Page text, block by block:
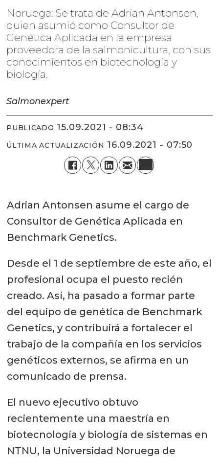
Noruega: Se trata de Adrian Antonsen,
quien asumió como Consultor de
Genética Aplicada en la empresa
proveedora de la salmonicultura, con sus
conocimientos en biotecnología y
biología.
Salmonexpert
PUBLICADO 15.09.2021 - 08:34
ÚLTIMA ACTUALIZACIÓN 16.09.2021 - 07:50
Adrian Antonsen asume el cargo de
Consultor de Genética Aplicada en
Benchmark Genetics.
Desde el 1 de septiembre de este año, el
profesional ocupa el puesto recién
creado. Así, ha pasado a formar parte
del equipo de genética de Benchmark
Genetics, y contribuirá a fortalecer el
trabajo de la compañía en los servicios
genéticos externos, se afirma en un
comunicado de prensa.
El nuevo ejecutivo obtuvo
recientemente una maestría en
biotecnología y biología de sistemas en
NTNU, la Universidad Noruega de